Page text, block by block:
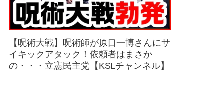
【呪術大戦】呪術師が原口一博さんにサ
イキックアタック！依頼者はまさか
の・・・立憲民主党【KSLチャンネル】